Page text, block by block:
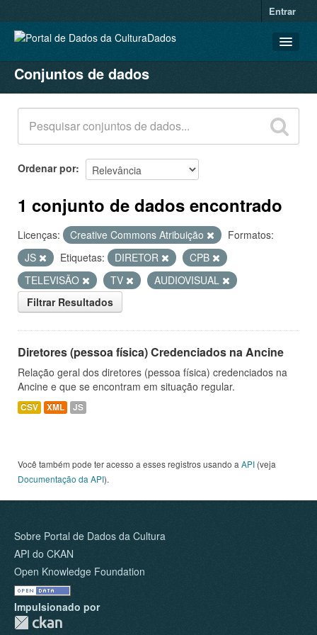
Entrar
CONJUNTOS DE DADOS
ORGANIZAÇÕES
GRUPOS
SOBRE
Conjuntos de dados
Ordenar por
1 conjunto de dados encontrado
Licenças: Creative Commons Atribuição
Formatos:
JS
Etiquetas: DIRETOR
CPB
TELEVISÃO
TV
AUDIOVISUAL
Filtrar Resultados
Diretores (pessoa física) Credenciados na Ancine
Relação geral dos diretores (pessoa física) credenciados na
Ancine e que se encontram em situação regular.
CSV XML JS
Você também pode ter acesso a esses registros usando a API (veja
Documentação da API).
Sobre Portal de Dados da Cultura
API do CKAN
Open Knowledge Foundation
Impulsionado por